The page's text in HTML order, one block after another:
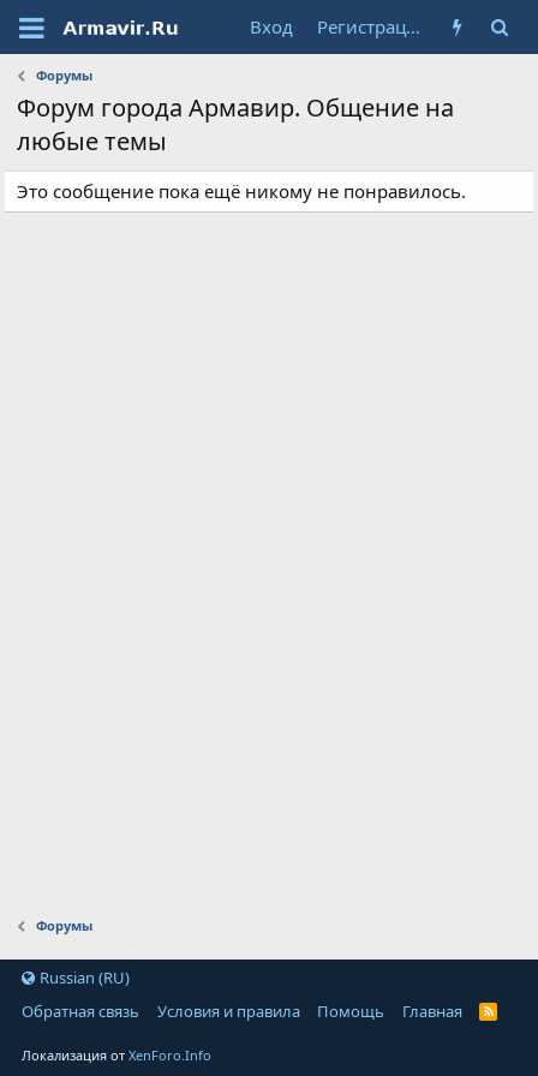
Вход Регистрация
Форумы
Форум города Армавир. Общение на
любые темы
Это сообщение пока ещё никому не понравилось.
Форумы
Russian (RU)
Обратная связь
Условия и правила Помощь Главная
Локализация отXenForo.Info